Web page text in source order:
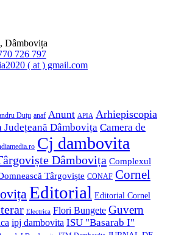
Dâmbovița
726 797Opens
in
( at ) gmail.comOpens
Duțu anaf Anunt APIA Arhiepiscopia
Dâmbovița Camera de
Cj dambovita
Dâmbovița Complexul
Târgoviște CONAF Cornel
Editorial Editorial Cornel
Electrica Flori Bungete Guvern
ipj dambovita ISU "Basarab I"